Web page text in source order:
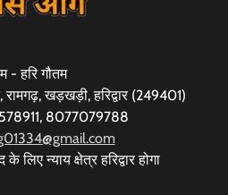
- हरि गौतम
खड़खड़ी, हरिद्वार (249401)
8077079788
लिए न्याय क्षेत्र हरिद्वार होगा